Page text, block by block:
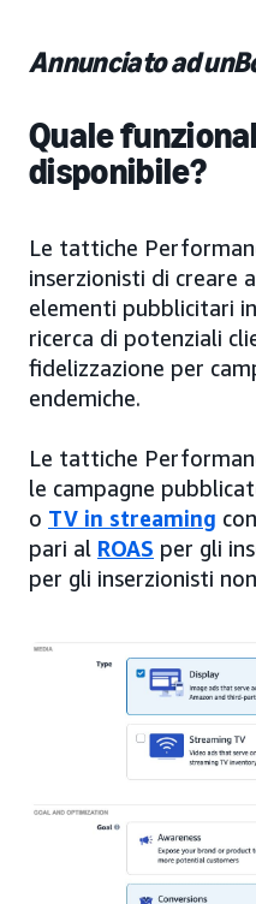
Annunciato ad
Quale
disponibile?
Le tattiche
inserzionisti di creare
elementi pubblicitari
ricerca di potenziali
fidelizzazione per
endemiche.
Le tattiche
le campagne
o TV in streaming
pari al ROAS per gli
per gli inserzionisti